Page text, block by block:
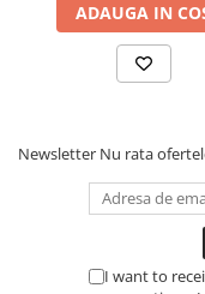
ADAUGA IN
Newsletter Nu rata
I want to